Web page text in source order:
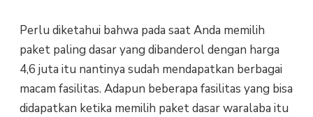
Perlu diketahui bahwa pada saat Anda memilih
paket paling dasar yang dibanderol dengan harga
4,6 juta itu nantinya sudah mendapatkan berbagai
macam fasilitas. Adapun beberapa fasilitas yang bisa
didapatkan ketika memilih paket dasar waralaba itu